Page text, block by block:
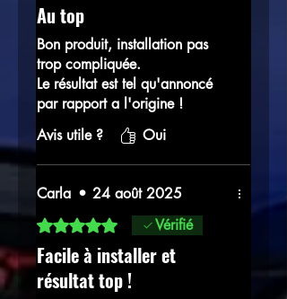
Au top
Bon produit, installation pas
trop compliquée.
Le résultat est tel qu'annoncé
par rapport a l'origine !
Avis utile ?
Oui
Carla • 24 août 2025
Noté 5 sur 5. Vérifié
Facile à installer et
résultat top !